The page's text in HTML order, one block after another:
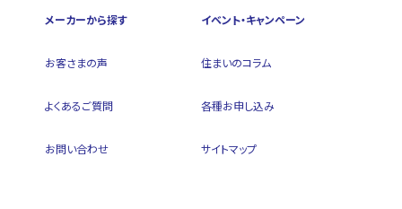
メーカーから探す イベント・キャンペーン
お客さまの声 住まいのコラム
よくあるご質問 各種お申し込み
お問い合わせ サイトマップ